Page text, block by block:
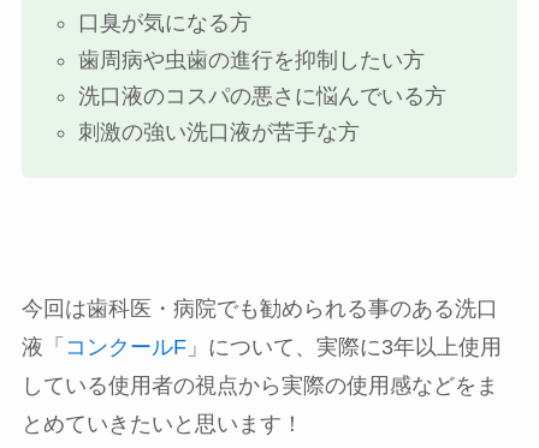
口臭が気になる方
歯周病や虫歯の進行を抑制したい方
洗口液のコスパの悪さに悩んでいる方
刺激の強い洗口液が苦手な方
今回は歯科医・病院でも勧められる事のある洗口
液「 コンクールF」について、実際に3年以上使用
している使用者の視点から実際の使用感などをま
とめていきたいと思います！